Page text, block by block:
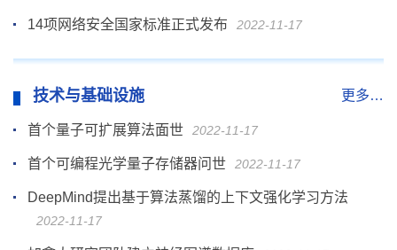
14项网络安全国家标准正式发布 2022-11-17
技术与基础设施 更多…
首个量子可扩展算法面世 2022-11-17
首个可编程光学量子存储器问世 2022-11-17
DeepMind提出基于算法蒸馏的上下文强化学习方法
2022-11-17